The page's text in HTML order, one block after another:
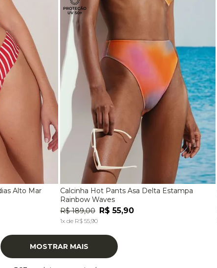
Alto Mar
P
ADICIONAR À SACOLA
Calcinha Hot Pants Asa Delta Estampa
Rainbow Waves
R$ 189,00 R$ 55,90
1x de R$ 55,90
MOSTRAR MAIS